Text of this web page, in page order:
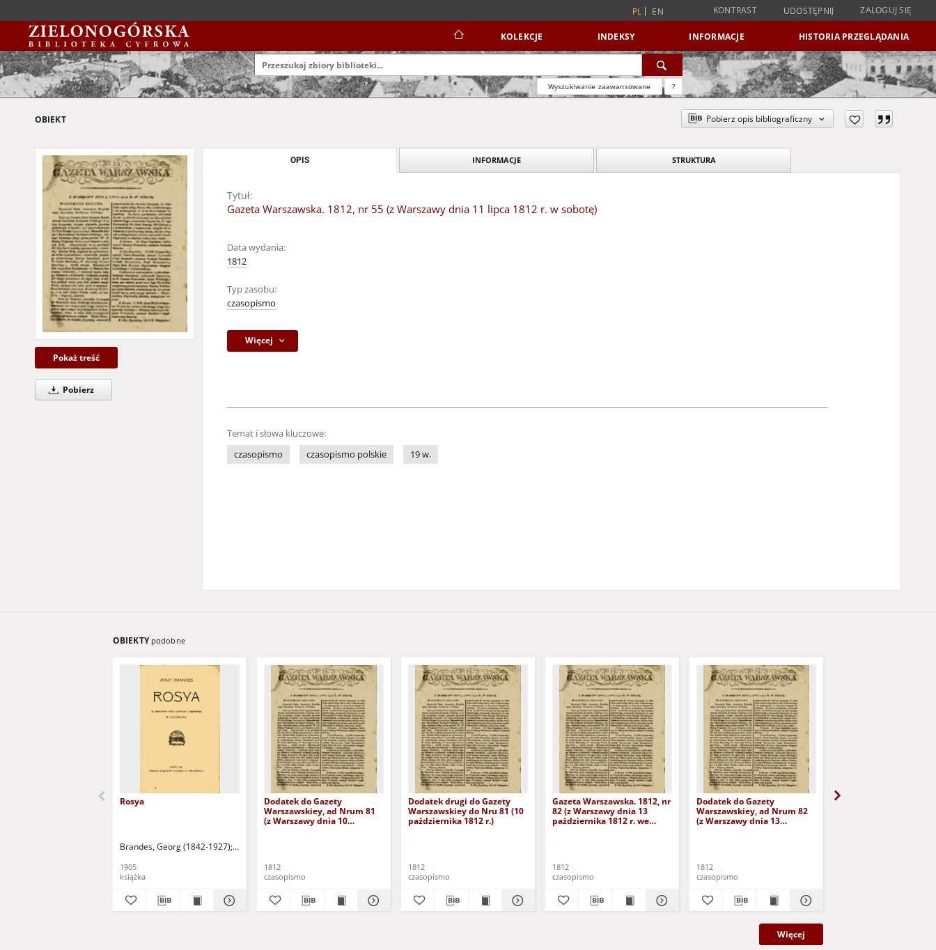
PL EN KONTRAST UDOSTĘPNIJ ZALOGUJ SIĘ
KOLEKCJE INDEKSY INFORMACJE HISTORIA PRZEGLĄDANIA
Wyszukiwanie zaawansowane ?
OBIEKT Pobierz opis bibliograficzny
Pokaż treść
Pobierz
OPIS INFORMACJE STRUKTURA
Tytuł:
Gazeta Warszawska. 1812, nr 55 (z Warszawy dnia 11 lipca 1812 r. w sobotę)
Data wydania:
1812
Typ zasobu:
czasopismo
Więcej
Temat i słowa kluczowe:
czasopismo
czasopismo polskie 19 w.
OBIEKTY podobne
Rosya
Brandes, Georg (1842-1927) Sarnecka, M. - tł.
1905
książka
Dodatek do Gazety
Warszawskiey, ad Nrum 81
(z Warszawy dnia 10
1812
czasopismo
Dodatek drugi do Gazety
Warszawskiey do Nru 81 (10
października 1812 r.)
1812
czasopismo
Gazeta Warszawska. 1812, nr
82 (z Warszawy dnia 13
października 1812 r. we
1812
czasopismo
Dodatek do Gazety
Warszawskiey, ad Nrum 82
(z Warszawy dnia 13
1812
czasopismo
Więcej